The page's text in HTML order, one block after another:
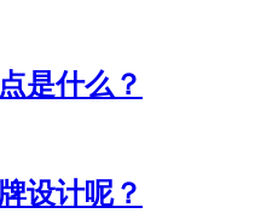
是什么？
设计呢？